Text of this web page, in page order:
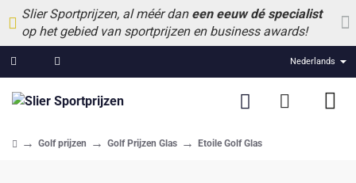
Slier Sportprijzen, al méér dan een eeuw dé specialist
op het gebied van sportprijzen en business awards!
Nederlands
Golf prijzen Golf Prijzen Glas Etoile Golf Glas